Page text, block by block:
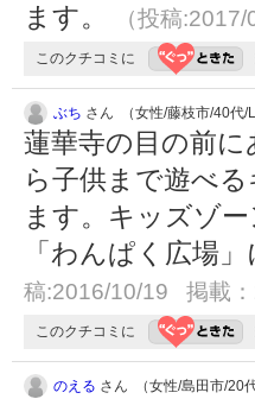
ます。
（投稿
このクチコミに
ぶち さん （女性/藤枝市/40代/
蓮華寺の目の前
ら子供まで遊べ
ます。キッズゾ
「わんぱく広場
稿:2016/10/19 掲載：
このクチコミに
のえる さん （女性/島田市/20代